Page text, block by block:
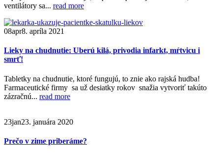
ventilátory sa... read more
08apr8. apríla 2021
Lieky na chudnutie: Uberú kilá, privodia infarkt, mŕtvicu i
smrť!
Tabletky na chudnutie, ktoré fungujú, to znie ako rajská hudba!
Farmaceutické firmy sa už desiatky rokov snažia vytvoriť takúto
zázračnú... read more
23jan23. januára 2020
Prečo v zime priberáme?